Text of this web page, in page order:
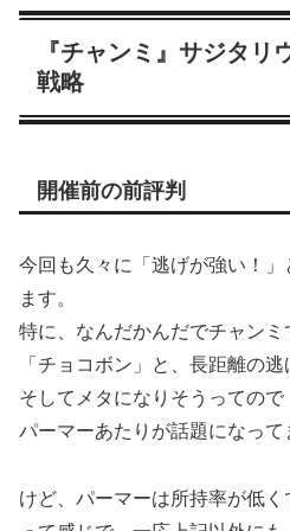
『チャンミ』サジタリ
戦略
開催前の前評判
今回も久々に「逃げが強い！
ます。
特に、なんだかんだでチャン
「チョコボン」と、長距離の
そしてメタになりそうっての
パーマーあたりが話題になって
けど、パーマーは所持率が低く